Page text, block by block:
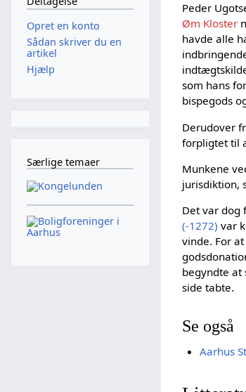
Peder
Øm Kloster
havde alle
som hans
bispegods
Derudover
forpligtet til
Munkene
jurisdiktion,
Det var dog
(-1272) var
vinde. For
begyndte at
side tabte.
Se også
Aarhus
Opret en konto
Sådan skriver du en
artikel
Hjælp
Særlige temaer